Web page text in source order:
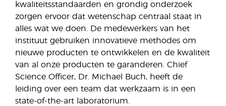
kwaliteitsstandaarden en grondig onderzoek
zorgen ervoor dat wetenschap centraal staat in
alles wat we doen. De medewerkers van het
instituut gebruiken innovatieve methodes om
nieuwe producten te ontwikkelen en de kwaliteit
van al onze producten te garanderen. Chief
Science Officer, Dr. Michael Buch, heeft de
leiding over een team dat werkzaam is in een
state-of-the-art laboratorium.